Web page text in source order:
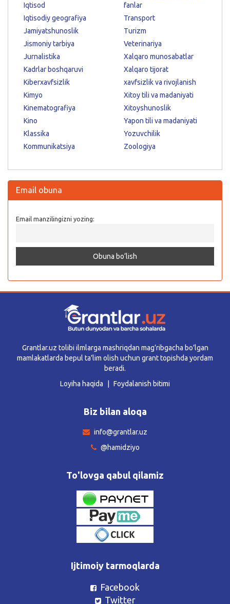
Iqtisod
Iqtisodiy geografiya
Jamiyatshunoslik
Jismoniy tarbiya
Jurnalistika
Kadrlar boshqaruvi
Kiberxavfsizlik
Kimyo
Kinematografiya
Kino
Klassika
Kommunikatsiya
fanlar
Transport
Turizm
Veterinariya
Xalqaro munosabatlar
Xalqaro tijorat
xavfsizlik va rivojlanish
Xitoy tili va madaniyati
Xitoyshunoslik
Yapon tili va madaniyati
Yozuvchilik
Zoologiya
Email obuna
Email manzilingizni yozing:
Grantlar.uz tolibi ilmlarga mashriqdan mag’ribgacha bo’lgan
mamlakatlarda bepul ta’lim olish uchun grant topishda yordam
beradi.
Loyiha haqida
Foydalanish bitimi
Biz bilan aloqa
info@grantlar.uz
@hamidziyo
To'lovga qabul qilamiz
Ijtimoiy tarmoqlarda
Facebook
Twitter